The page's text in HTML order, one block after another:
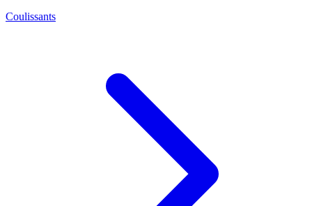
Coulissants